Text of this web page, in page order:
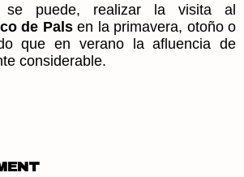
se puede, realizar la visita al
de Palsen la primavera, otoño o
que en verano la afluencia de
considerable.